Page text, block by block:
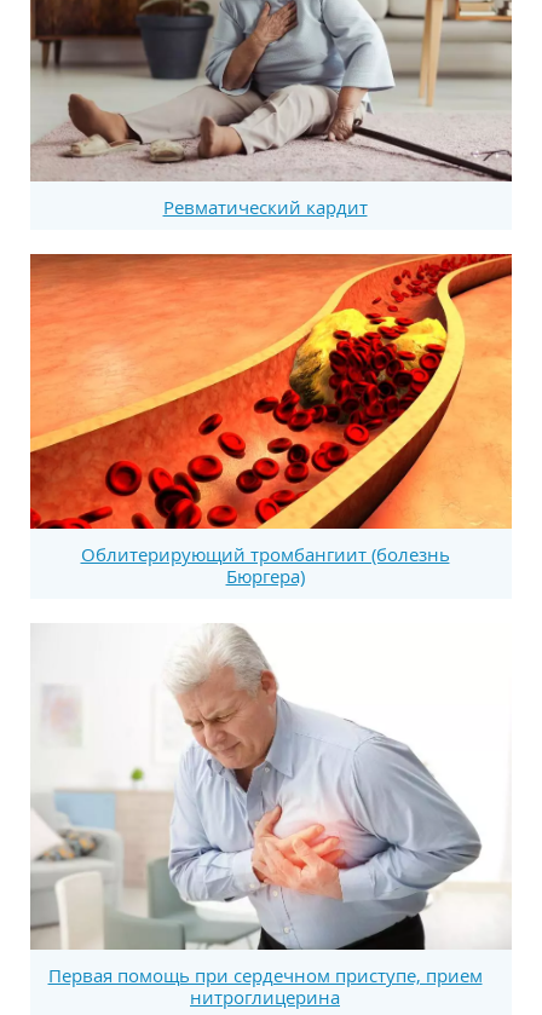
Ревматический кардит
Облитерирующий тромбангиит (болезнь
Бюргера)
Первая помощь при сердечном приступе, прием
нитроглицерина